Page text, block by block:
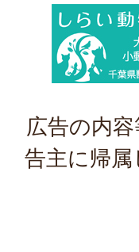
広告の内
告主に帰